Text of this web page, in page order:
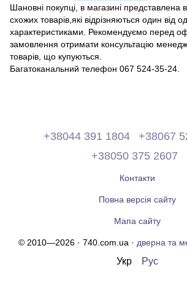
Шановні покупці, в магазині представлена
схожих товарів,які відрізняються один від
характеристиками. Рекомендуємо перед
замовлення отримати консультацію
товарів, що купуються.
Багатоканальний телефон 067 524-35-24.
+38044 391 1804
+38067
+38050 375 2607
Контакти
Повна версія сайту
Мапа сайту
© 2010—2026 · 740.com.ua · дверна та
Укр Рус